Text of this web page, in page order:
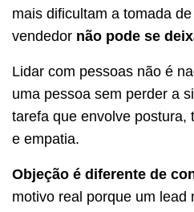
mais dificultam a tomada
vendedor não pode se
Lidar com pessoas não é
uma pessoa sem perder a
tarefa que envolve postura,
e empatia.
Objeção é diferente de
motivo real porque um lead